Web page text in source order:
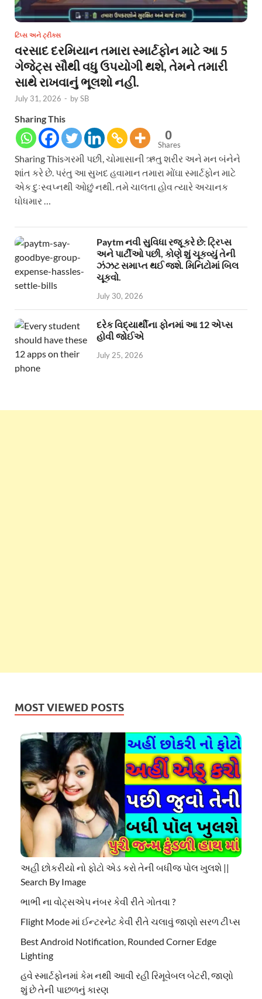
ટિપ્સ અને ટ્રીક્સ
વરસાદ દરમિયાન તમારા સ્માર્ટફોન માટે આ 5
ગેજેટ્સ સૌથી વધુ ઉપયોગી થશે, તેમને તમારી
સાથે રાખવાનું ભૂલશો નહીં.
July 31, 2026 - bySB
Sharing This
0
Shares
Sharing Thisગરમી પછી, ચોમાસાની ઋતુ શરીર અને મન બંનેને
શાંત કરે છે. પરંતુ આ સુખદ હવામાન તમારા મોંઘા સ્માર્ટફોન માટે
એક દુઃસ્વપ્નથી ઓછું નથી. તમે ચાલતા હોવ ત્યારે અચાનક
ધોધમાર …
Paytm નવી સુવિધા રજૂ કરે છે: ટ્રિપ્સ
અને પાર્ટીઓ પછી, કોણે શું ચૂકવ્યું તેની
ઝંઝટ સમાપ્ત થઈ જશે. મિનિટોમાં બિલ
ચૂકવો.
July 30, 2026
દરેક વિદ્યાર્થીના ફોનમાં આ 12 એપ્સ
હોવી જોઈએ
July 25, 2026
MOST VIEWED POSTS
અહી છોકરીયો નો ફોટો એડ કરો તેની બધીજ પોલ ખુલશે ||
Search By Image
ભાભી ના વોટ્સએપ નંબર કેવી રીતે ગોતવા ?
Flight Mode માં ઈન્ટરનેટ કેવી રીતે ચલાવું જાણો સરળ ટીપ્સ
Best Android Notification, Rounded Corner Edge
Lighting
હવે સ્માર્ટફોનમાં કેમ નથી આવી રહી રિમૂવેબલ બેટરી, જાણો
શું છે તેની પાછળનું કારણ